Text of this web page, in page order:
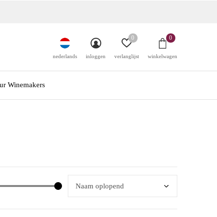
Winemakers
nederlands inloggen verlanglijst
0
winkelwagen
0